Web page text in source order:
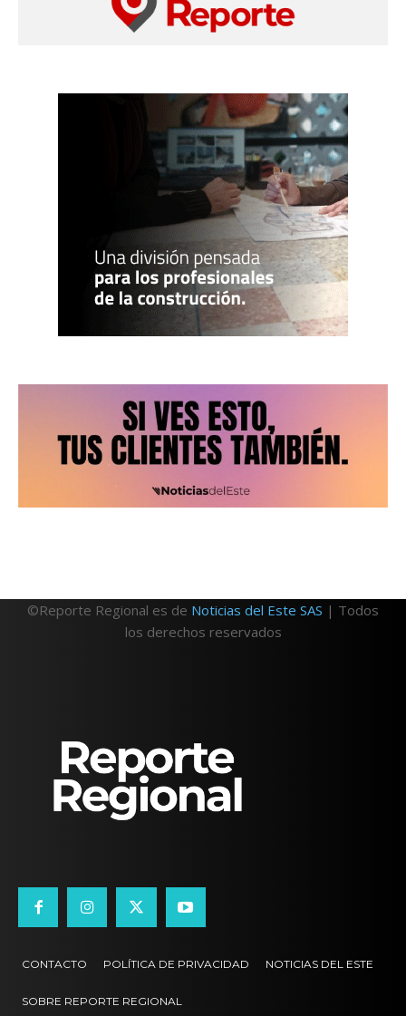
©Reporte Regional es de Noticias del Este SAS | Todos
los derechos reservados
CONTACTO POLÍTICA DE PRIVACIDAD NOTICIAS DEL ESTE
SOBRE REPORTE REGIONAL